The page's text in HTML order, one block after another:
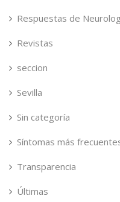
Respuestas de
Revistas
seccion
Sevilla
Sin categoría
Síntomas más
Transparencia
Últimas